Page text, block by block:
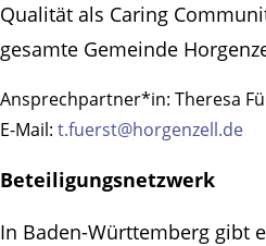
Qualität als Caring
gesamte Gemeinde
Ansprechpartner*in: Theresa
E-Mail: t.fuerst@horgenzell.de
Beteiligungsnetzwerk
In Baden-Württemberg gibt